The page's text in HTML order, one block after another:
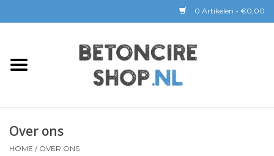
0 Artikelen - €0,00
Home
BaseBeton | Kant & Klaar
Over ons
HOME / OVER ONS